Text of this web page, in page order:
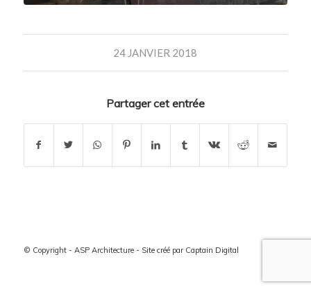
24 JANVIER 2018
Partager cet entrée
© Copyright - ASP Architecture - Site créé par Captain Digital